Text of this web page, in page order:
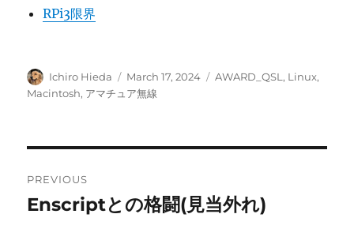
RPi3限界
Author
Ichiro Hieda
Posted
on
March 17, 2024 Categories
AWARD_QSL , Linux,
Macintosh, アマチュア無線
navigation
PREVIOUS
Previous
Enscriptとの格闘(見当外れ)